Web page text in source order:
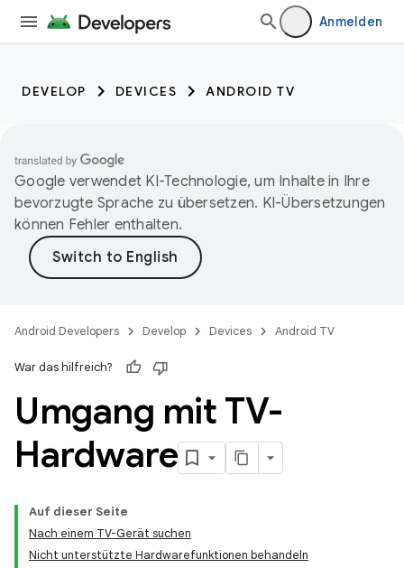
Anmelden
DEVELOP DEVICES ANDROID TV
Google verwendet KI-Technologie, um Inhalte in Ihre
bevorzugte Sprache zu übersetzen. KI-Übersetzungen
können Fehler enthalten.
Android Developers Develop Devices Android TV
War das hilfreich?
Umgang mit TV-
Hardware
Auf dieser Seite
Nach einem TV-Gerät suchen
Nicht unterstützte Hardwarefunktionen behandeln